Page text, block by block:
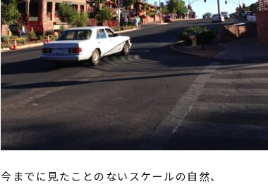
今までに見たことのないスケールの自然、